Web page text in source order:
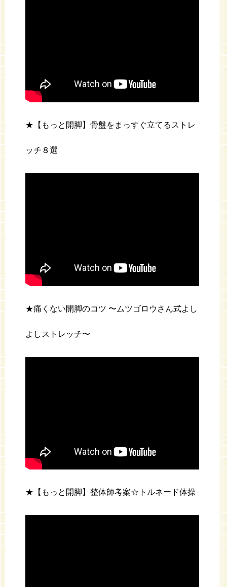
★【もっと開脚】骨盤をまっすぐ立てるストレ
ッチ８選
★痛くない開脚のコツ 〜ムツゴロウさん式よし
よしストレッチ〜
★【もっと開脚】整体師考案☆トルネード体操